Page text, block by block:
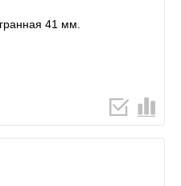
41 мм.